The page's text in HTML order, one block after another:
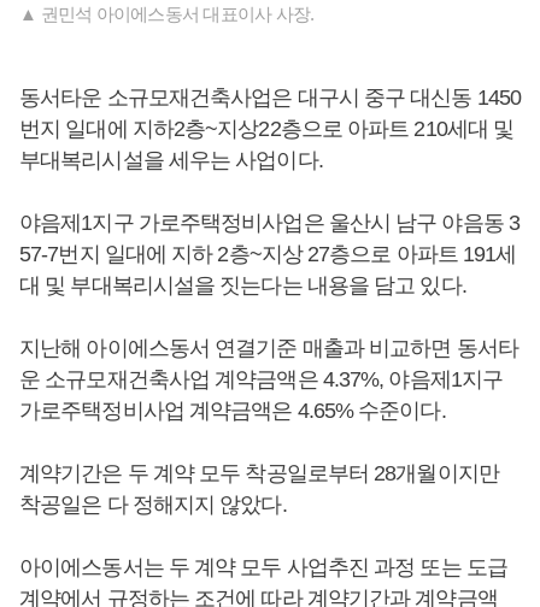
▲ 권민석 아이에스동서 대표이사 사장.
동서타운 소규모재건축사업은 대구시 중구 대신동 1450
번지 일대에 지하2층~지상22층으로 아파트 210세대 및
부대복리시설을 세우는 사업이다.
야음제1지구 가로주택정비사업은 울산시 남구 야음동 3
57-7번지 일대에 지하 2층~지상 27층으로 아파트 191세
대 및 부대복리시설을 짓는다는 내용을 담고 있다.
지난해 아이에스동서 연결기준 매출과 비교하면 동서타
운 소규모재건축사업 계약금액은 4.37%, 야음제1지구
가로주택정비사업 계약금액은 4.65% 수준이다.
계약기간은 두 계약 모두 착공일로부터 28개월이지만
착공일은 다 정해지지 않았다.
아이에스동서는 두 계약 모두 사업추진 과정 또는 도급
계약에서 규정하는 조건에 따라 계약기간과 계약금액